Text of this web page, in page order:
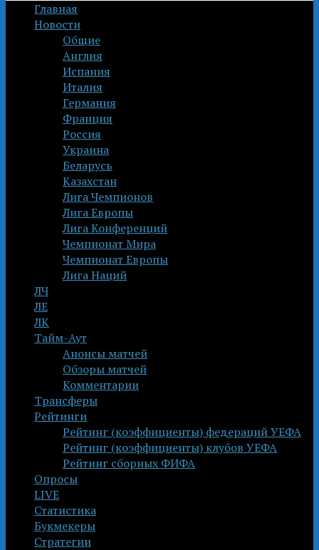
Главная
Новости
Общие
Англия
Испания
Италия
Германия
Франция
Россия
Украина
Беларусь
Казахстан
Лига Чемпионов
Лига Европы
Лига Конференций
Чемпионат Мира
Чемпионат Европы
Лига Наций
ЛЧ
ЛЕ
ЛК
Тайм-Аут
Анонсы матчей
Обзоры матчей
Комментарии
Трансферы
Рейтинги
Рейтинг (коэффициенты) федераций УЕФА
Рейтинг (коэффициенты) клубов УЕФА
Рейтинг сборных ФИФА
Опросы
LIVE
Статистика
Букмекеры
Стратегии